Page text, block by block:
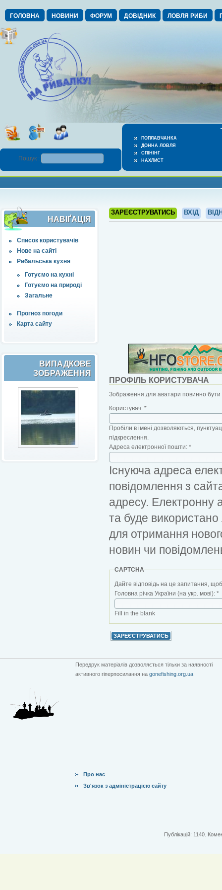
ГОЛОВНА НОВИНИ ФОРУМ ДОВІДНИК ЛОВЛЯ РИБИ
ПОПЛАВЧАНКА
ДОННА ЛОВЛЯ
СПІНІНГ
НАХЛИСТ
Пошук :
НАВІҐАЦІЯ
Список користувачів
Нове на сайті
Рибальська кухня
Готуємо на кухні
Готуємо на природі
Загальне
Прогноз погоди
Карта сайту
ВИПАДКОВЕ
ЗОБРАЖЕННЯ
ЗАРЕЄСТРУВАТИСЬ ВХІД
ПРОФІЛЬ КОРИСТУВАЧА
Зображення для аватари повинно бути
Користувач: *
Пробіли в імені дозволяються,
підкреслення.
Адреса електронної пошти: *
Існуюча адреса
повідомлення з
адресу. Електронну
та буде
для отримання
новин чи
CAPTCHA
Дайте відповідь на це запитання,
Головна річка України (на укр. мові): *
Fill in the blank
Передрук матеріалів дозволяється тільки за наявності
активного гіперпосилання на gonefishing.org.ua
Про нас
Зв'язок з адміністрацією сайту
Публікацій: 1140.